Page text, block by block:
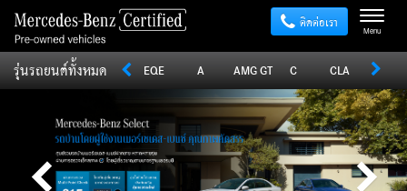
ติดต่อเรา Menu
รุ่นรถยนต์ทั้งหมด
Sprinter V Vito EQE A AMG GT C CLA CLE